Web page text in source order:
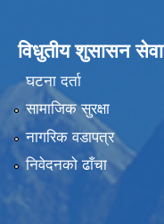
विधुतीय शुसासन सेवा
घटना दर्ता
सामाजिक सुरक्षा
नागरिक वडापत्र
निवेदनको ढाँचा